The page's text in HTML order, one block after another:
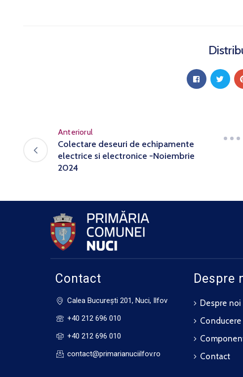
Anteriorul
Colectare deseuri de echipamente
electrice si electronice -Noiembrie
2024
Contact
Calea Bucureşti 201, Nuci, Ilfov
+40 212 696 010
+40 212 696 010
contact@primarianuciilfov.ro
Despre
Despre noi
Conducere
Contact